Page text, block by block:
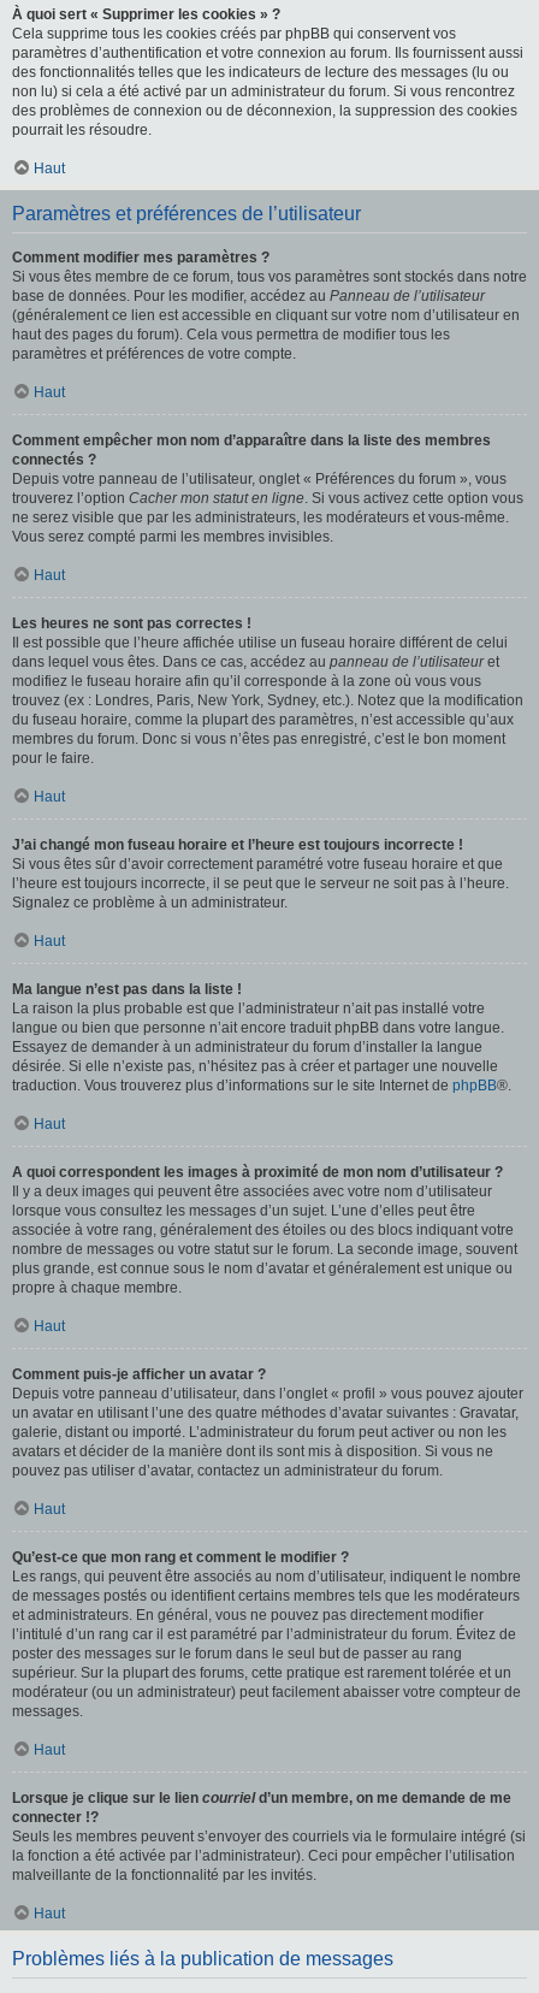
À quoi sert « Supprimer les cookies » ?
Cela supprime tous les cookies créés par phpBB qui conservent vos
paramètres d’authentification et votre connexion au forum. Ils fournissent aussi
des fonctionnalités telles que les indicateurs de lecture des messages (lu ou
non lu) si cela a été activé par un administrateur du forum. Si vous rencontrez
des problèmes de connexion ou de déconnexion, la suppression des cookies
pourrait les résoudre.
Haut
Paramètres et préférences de l’utilisateur
Comment modifier mes paramètres ?
Si vous êtes membre de ce forum, tous vos paramètres sont stockés dans notre
base de données. Pour les modifier, accédez au Panneau de l’utilisateur
(généralement ce lien est accessible en cliquant sur votre nom d’utilisateur en
haut des pages du forum). Cela vous permettra de modifier tous les
paramètres et préférences de votre compte.
Haut
Comment empêcher mon nom d’apparaître dans la liste des membres
connectés ?
Depuis votre panneau de l’utilisateur, onglet « Préférences du forum », vous
trouverez l’option Cacher mon statut en ligne. Si vous activez cette option vous
ne serez visible que par les administrateurs, les modérateurs et vous-même.
Vous serez compté parmi les membres invisibles.
Haut
Les heures ne sont pas correctes !
Il est possible que l’heure affichée utilise un fuseau horaire différent de celui
dans lequel vous êtes. Dans ce cas, accédez au panneau de l’utilisateuret
modifiez le fuseau horaire afin qu’il corresponde à la zone où vous vous
trouvez (ex : Londres, Paris, New York, Sydney, etc.). Notez que la modification
du fuseau horaire, comme la plupart des paramètres, n’est accessible qu’aux
membres du forum. Donc si vous n’êtes pas enregistré, c’est le bon moment
pour le faire.
Haut
J’ai changé mon fuseau horaire et l’heure est toujours incorrecte !
Si vous êtes sûr d’avoir correctement paramétré votre fuseau horaire et que
l’heure est toujours incorrecte, il se peut que le serveur ne soit pas à l’heure.
Signalez ce problème à un administrateur.
Haut
Ma langue n’est pas dans la liste !
La raison la plus probable est que l’administrateur n’ait pas installé votre
langue ou bien que personne n’ait encore traduit phpBB dans votre langue.
Essayez de demander à un administrateur du forum d’installer la langue
désirée. Si elle n’existe pas, n’hésitez pas à créer et partager une nouvelle
traduction. Vous trouverez plus d’informations sur le site Internet de phpBB®.
Haut
A quoi correspondent les images à proximité de mon nom d’utilisateur ?
Il y a deux images qui peuvent être associées avec votre nom d’utilisateur
lorsque vous consultez les messages d’un sujet. L’une d’elles peut être
associée à votre rang, généralement des étoiles ou des blocs indiquant votre
nombre de messages ou votre statut sur le forum. La seconde image, souvent
plus grande, est connue sous le nom d’avatar et généralement est unique ou
propre à chaque membre.
Haut
Comment puis-je afficher un avatar ?
Depuis votre panneau d’utilisateur, dans l’onglet « profil » vous pouvez ajouter
un avatar en utilisant l’une des quatre méthodes d’avatar suivantes : Gravatar,
galerie, distant ou importé. L’administrateur du forum peut activer ou non les
avatars et décider de la manière dont ils sont mis à disposition. Si vous ne
pouvez pas utiliser d’avatar, contactez un administrateur du forum.
Haut
Qu’est-ce que mon rang et comment le modifier ?
Les rangs, qui peuvent être associés au nom d’utilisateur, indiquent le nombre
de messages postés ou identifient certains membres tels que les modérateurs
et administrateurs. En général, vous ne pouvez pas directement modifier
l’intitulé d’un rang car il est paramétré par l’administrateur du forum. Évitez de
poster des messages sur le forum dans le seul but de passer au rang
supérieur. Sur la plupart des forums, cette pratique est rarement tolérée et un
modérateur (ou un administrateur) peut facilement abaisser votre compteur de
messages.
Haut
Lorsque je clique sur le lien courrield’un membre, on me demande de me
connecter !?
Seuls les membres peuvent s’envoyer des courriels via le formulaire intégré (si
la fonction a été activée par l’administrateur). Ceci pour empêcher l’utilisation
malveillante de la fonctionnalité par les invités.
Haut
Problèmes liés à la publication de messages